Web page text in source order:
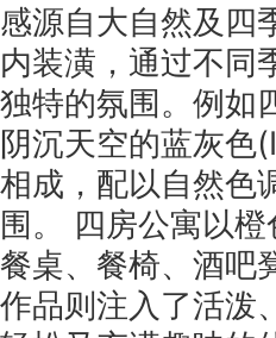
自大自然及四
装潢，通过不同
特的氛围。例如
沉天空的蓝灰
成，配以自然色
。 四房公寓以
桌、餐椅、酒吧
品则注入了活泼